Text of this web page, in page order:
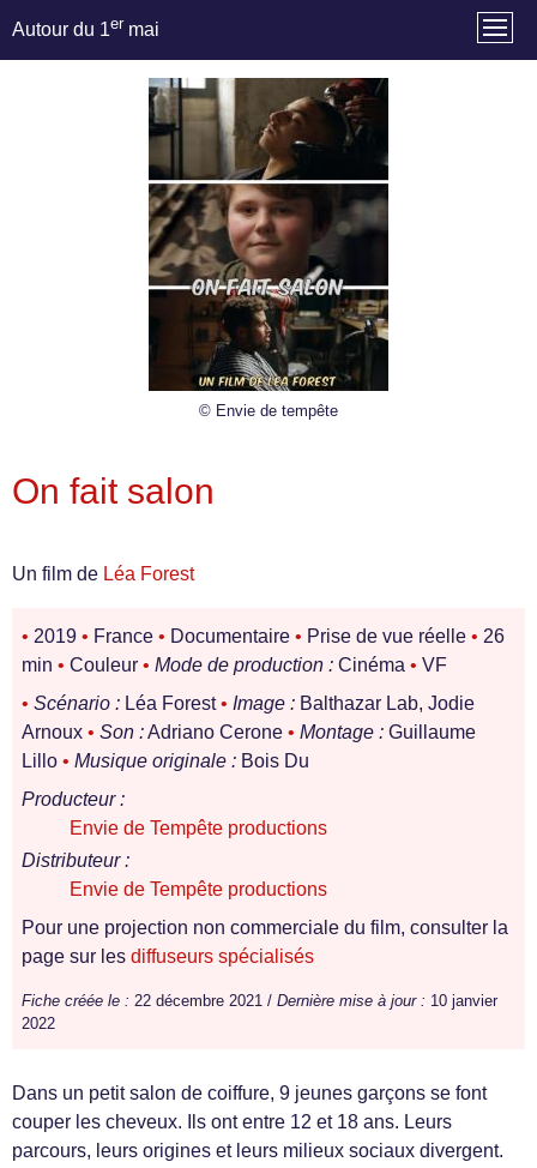
Autour du 1er mai
© Envie de tempête
On fait salon
Un film de Léa Forest
• 2019 • France • Documentaire • Prise de vue réelle • 26
min • Couleur • Mode de production : Cinéma • VF
• Scénario : Léa Forest• Image : Balthazar Lab, Jodie
Arnoux • Son :Adriano Cerone • Montage : Guillaume
Lillo • Musique originale : Bois Du
Producteur :
Envie de Tempête productions
Distributeur :
Envie de Tempête productions
Pour une projection non commerciale du film, consulter la
page sur les diffuseurs spécialisés
Fiche créée le : 22 décembre 2021 / Dernière mise à jour : 10 janvier
2022
Dans un petit salon de coiffure, 9 jeunes garçons se font
couper les cheveux. Ils ont entre 12 et 18 ans. Leurs
parcours, leurs origines et leurs milieux sociaux divergent.